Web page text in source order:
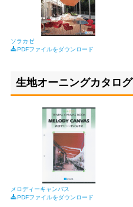
ソラカゼ
PDFファイルをダウンロード
生地オーニングカタログ
メロディーキャンバス
PDFファイルをダウンロード